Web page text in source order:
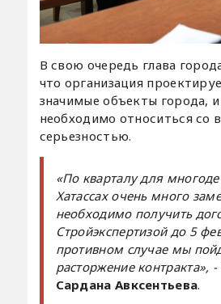
В свою очередь глава
что организация
значимые объекты города,
необходимо относиться со
серьезностью.
«По кварталу для
Хатассах очень много
необходимо получить
Стройэкспертизой до 5
противном случае мы
расторжение контракта», -
Сардана Авксентьева.